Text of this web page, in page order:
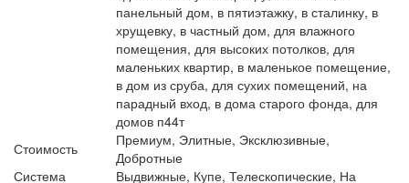
панельный дом, в пятиэтажку, в сталинку, в
хрущевку, в частный дом, для влажного
помещения, для высоких потолков, для
маленьких квартир, в маленькое помещение,
в дом из сруба, для сухих помещений, на
парадный вход, в дома старого фонда, для
домов п44т
Стоимость
Премиум, Элитные, Эксклюзивные,
Добротные
Система
Выдвижные, Купе, Телескопические, На